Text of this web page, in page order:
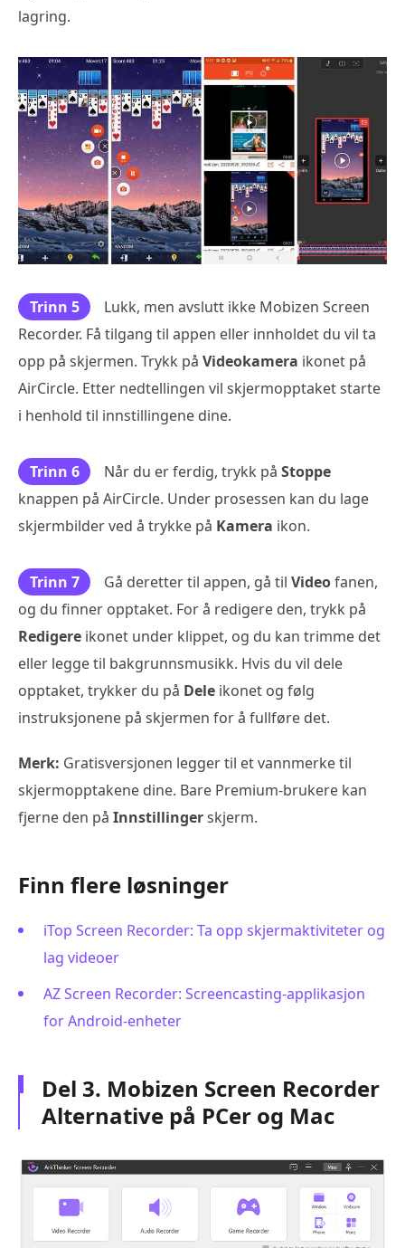
lagring.
Trinn 5
Lukk, men avslutt ikke Mobizen Screen
Recorder. Få tilgang til appen eller innholdet du vil ta
opp på skjermen. Trykk på Videokamera ikonet på
AirCircle. Etter nedtellingen vil skjermopptaket starte
i henhold til innstillingene dine.
Trinn 6 Når du er ferdig, trykk på Stoppe
knappen på AirCircle. Under prosessen kan du lage
skjermbilder ved å trykke på Kamera ikon.
Trinn 7 Gå deretter til appen, gå til Videofanen,
og du finner opptaket. For å redigere den, trykk på
Redigere ikonet under klippet, og du kan trimme det
eller legge til bakgrunnsmusikk. Hvis du vil dele
opptaket, trykker du på Dele ikonet og følg
instruksjonene på skjermen for å fullføre det.
Merk: Gratisversjonen legger til et vannmerke til
skjermopptakene dine. Bare Premium-brukere kan
fjerne den på Innstillingerskjerm.
Finn flere løsninger
iTop Screen Recorder: Ta opp skjermaktiviteter og
lag videoer
AZ Screen Recorder: Screencasting-applikasjon
for Android-enheter
Del 3. Mobizen Screen Recorder
Alternative på PCer og Mac